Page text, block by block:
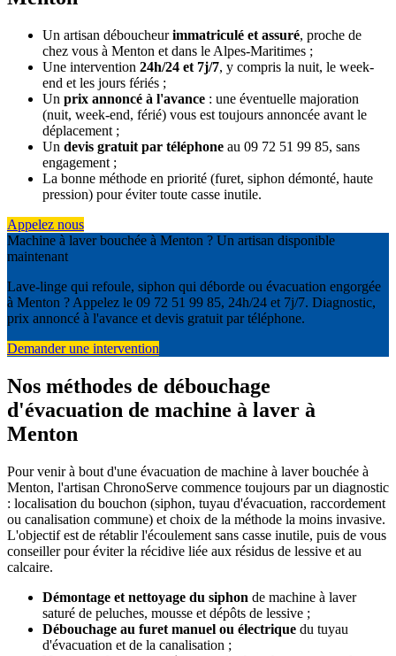
Un artisan déboucheurimmatriculé et assuré, proche de
chez vous à Menton et dans le Alpes-Maritimes ;
Une intervention 24h/24 et 7j/7, y compris la nuit, le week-
end et les jours fériés ;
Un prix annoncé à l'avance : une éventuelle majoration
(nuit, week-end, férié) vous est toujours annoncée avant le
déplacement ;
Un devis gratuit par téléphone au 09 72 51 99 85, sans
engagement ;
La bonne méthode en priorité (furet, siphon démonté, haute
pression) pour éviter toute casse inutile.
Appelez nous
Machine à laver bouchée à Menton ? Un artisan disponible
maintenant
Lave-linge qui refoule, siphon qui déborde ou évacuation engorgée
à Menton ? Appelez le 09 72 51 99 85, 24h/24 et 7j/7. Diagnostic,
prix annoncé à l'avance et devis gratuit par téléphone.
Demander une intervention
Nos méthodes de débouchage
d'évacuation de machine à laver à
Menton
Pour venir à bout d'une évacuation de machine à laver bouchée à
Menton, l'artisan ChronoServe commence toujours par un diagnostic
: localisation du bouchon (siphon, tuyau d'évacuation, raccordement
ou canalisation commune) et choix de la méthode la moins invasive.
L'objectif est de rétablir l'écoulement sans casse inutile, puis de vous
conseiller pour éviter la récidive liée aux résidus de lessive et au
calcaire.
Démontage et nettoyage du siphon de machine à laver
saturé de peluches, mousse et dépôts de lessive ;
Débouchage au furet manuel ou électrique du tuyau
d'évacuation et de la canalisation ;